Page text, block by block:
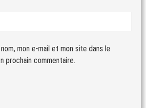
mon e-mail et mon site dans le
prochain commentaire.